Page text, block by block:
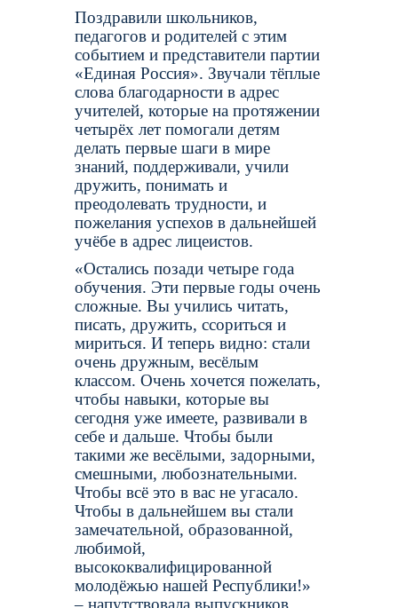
Поздравили школьников,
педагогов и родителей с этим
событием и представители партии
«Единая Россия». Звучали тёплые
слова благодарности в адрес
учителей, которые на протяжении
четырёх лет помогали детям
делать первые шаги в мире
знаний, поддерживали, учили
дружить, понимать и
преодолевать трудности, и
пожелания успехов в дальнейшей
учёбе в адрес лицеистов.
«Остались позади четыре года
обучения. Эти первые годы очень
сложные. Вы учились читать,
писать, дружить, ссориться и
мириться. И теперь видно: стали
очень дружным, весёлым
классом. Очень хочется пожелать,
чтобы навыки, которые вы
сегодня уже имеете, развивали в
себе и дальше. Чтобы были
такими же весёлыми, задорными,
смешными, любознательными.
Чтобы всё это в вас не угасало.
Чтобы в дальнейшем вы стали
замечательной, образованной,
любимой,
высококвалифицированной
молодёжью нашей Республики!»
– напутствовала выпускников